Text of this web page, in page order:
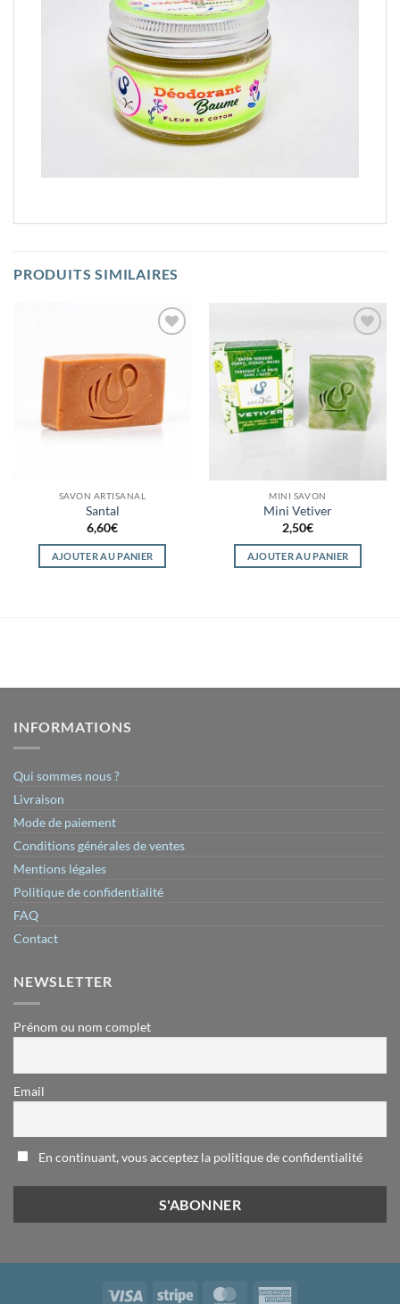
PRODUITS SIMILAIRES
à la
SAVON ARTISANAL
Santal
6,60€
AJOUTER AU PANIER
à la
wishlist
MINI SAVON
Mini Vetiver
2,50€
AJOUTER AU PANIER
INFORMATIONS
Qui sommes nous ?
Livraison
Mode de paiement
Conditions générales de ventes
Mentions légales
Politique de confidentialité
FAQ
Contact
NEWSLETTER
Prénom ou nom complet
Email
En continuant, vous acceptez la politique de confidentialité
Visa Stripe MasterCard